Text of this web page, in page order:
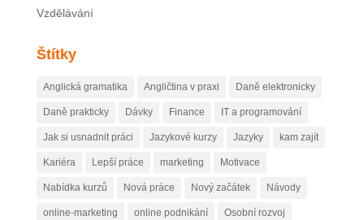
Vzdělávání
Štítky
Anglická gramatika Angličtina v praxi Daně elektronicky
Daně prakticky Dávky Finance IT a programování
Jak si usnadnit práci Jazykové kurzy Jazyky kam zajít
Kariéra Lepší práce marketing Motivace
Nabídka kurzů Nová práce Nový začátek Návody
online-marketing online podnikání Osobní rozvoj